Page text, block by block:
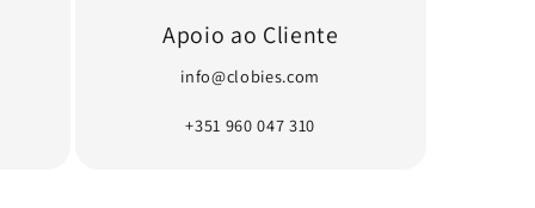
Apoio ao Cliente
info@clobies.com
+351 960 047 310